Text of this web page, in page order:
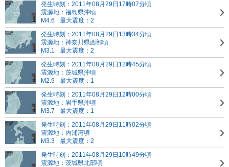
発生時刻：2011年08月29日17時07分頃
震源地：福島県沖頃
M4.6
最大震度：2
発生時刻：2011年08月29日13時34分頃
震源地：神奈川県西部頃
M3.1
最大震度：2
発生時刻：2011年08月29日12時45分頃
震源地：茨城県沖頃
M2.9
最大震度：1
発生時刻：2011年08月29日12時00分頃
震源地：岩手県沖頃
M3.7
最大震度：1
発生時刻：2011年08月29日11時02分頃
震源地：内浦湾頃
M3.3
最大震度：2
発生時刻：2011年08月29日10時49分頃
震源地：茨城県北部頃